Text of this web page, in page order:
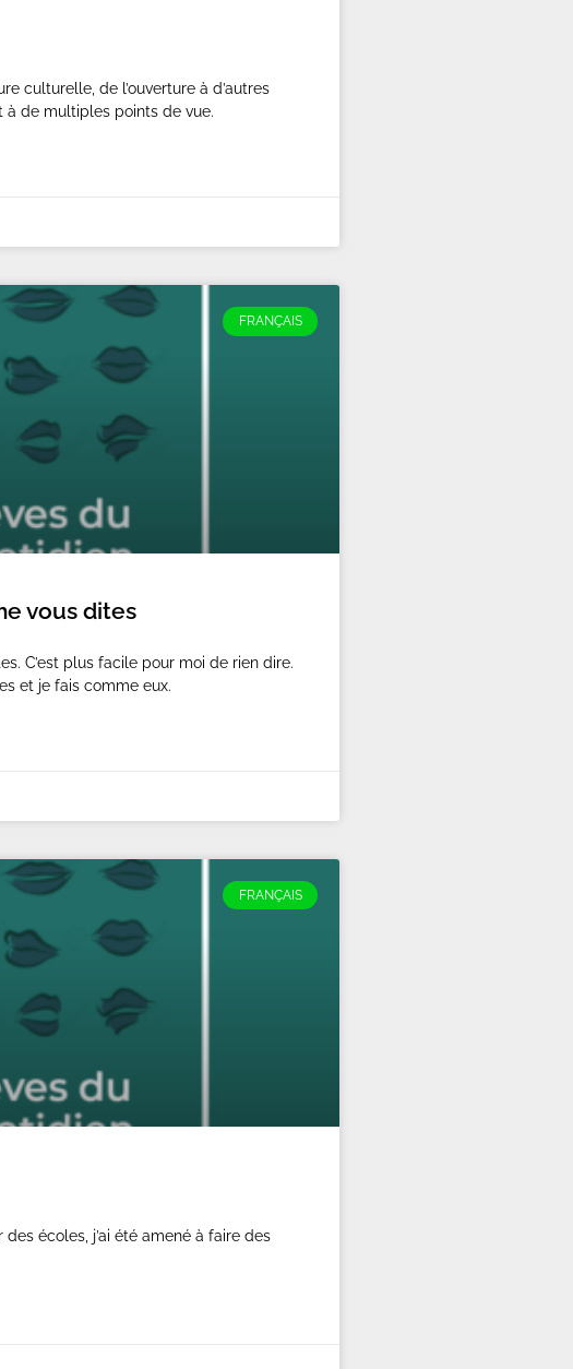
culturelle, de l’ouverture à d’autres
à de multiples points de vue.
FRANÇAIS
vous dites
C’est plus facile pour moi de rien dire.
et je fais comme eux.
FRANÇAIS
écoles, j’ai été amené à faire des